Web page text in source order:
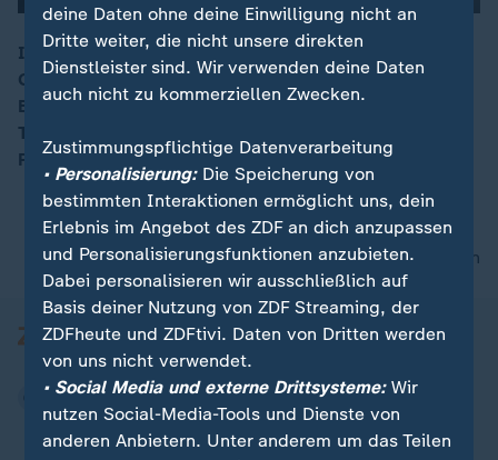
00:04
In Celle muss sich der Hassprediger Abu Walaa vor
Gericht verantworten. Der 33-Jährige ist aus Sicht der
Bundesanwaltschaft die zentrale Führungsfigur der IS-
Terrormiliz in Deutschland. Er war bundesweit als
Prediger aktiv.
nach oben
deine Daten ohne deine Einwilligung nicht an
Dritte weiter, die nicht unsere direkten
Dienstleister sind. Wir verwenden deine Daten
auch nicht zu kommerziellen Zwecken.
Zustimmungspflichtige Datenverarbeitung
• Personalisierung:Die Speicherung von
bestimmten Interaktionen ermöglicht uns, dein
Erlebnis im Angebot des ZDF an dich anzupassen
und Personalisierungsfunktionen anzubieten.
Dabei personalisieren wir ausschließlich auf
Basis deiner Nutzung von ZDF Streaming, der
ZDFheute und ZDFtivi. Daten von Dritten werden
von uns nicht verwendet.
• Social Media und externe Drittsysteme:Wir
nutzen Social-Media-Tools und Dienste von
anderen Anbietern. Unter anderem um das Teilen